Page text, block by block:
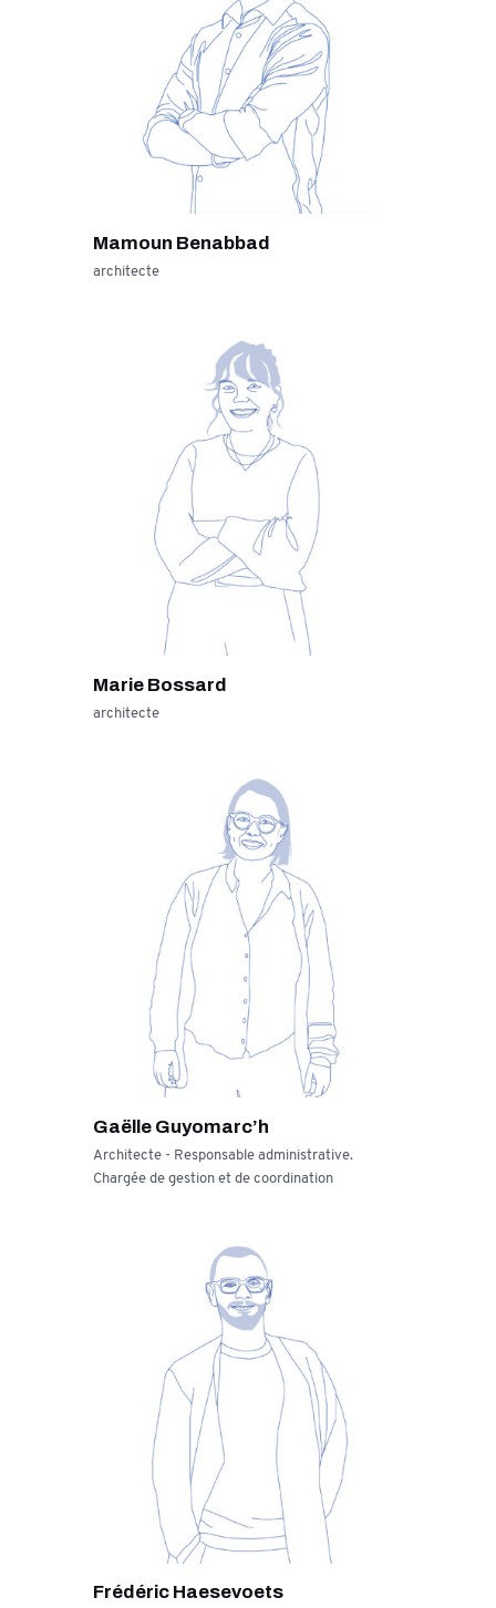
Mamoun Benabbad
architecte
Marie Bossard
architecte
Gaëlle Guyomarc’h
Architecte - Responsable administrative.
Chargée de gestion et de coordination
Frédéric Haesevoets